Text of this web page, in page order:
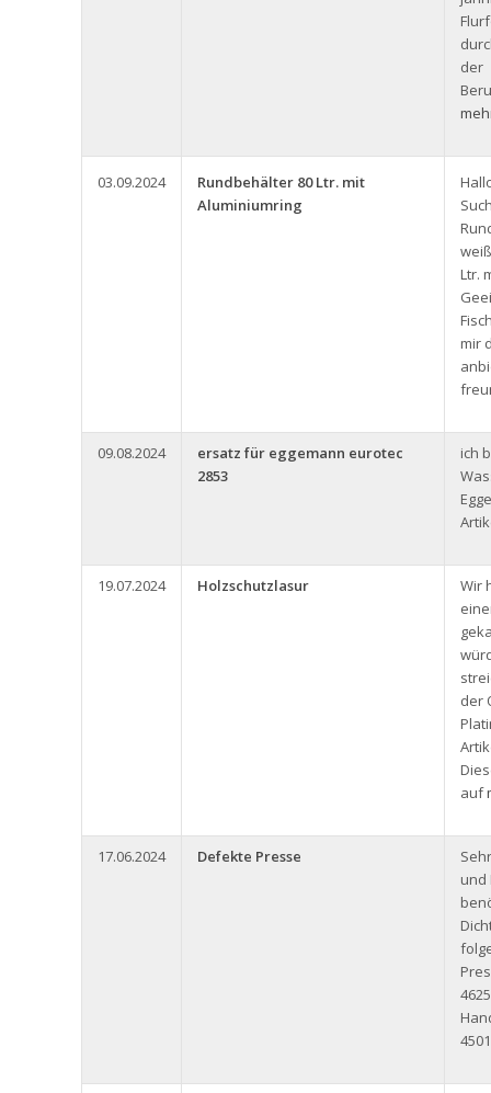
der
03.09.2024
Rundbehälter 80 Ltr. mit
Aluminiumring
Ltr.
mir
09.08.2024
ersatz für eggemann eurotec
2853
ich
19.07.2024 Holzschutzlasur
Wir
der
auf
17.06.2024 Defekte Presse
und